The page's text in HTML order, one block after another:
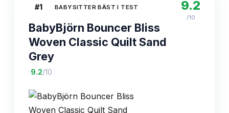
#1 BABYSITTER BÄST I TEST
BabyBjörn Bouncer Bliss
Woven Classic Quilt Sand
Grey
·9.2/10
9.2
/10